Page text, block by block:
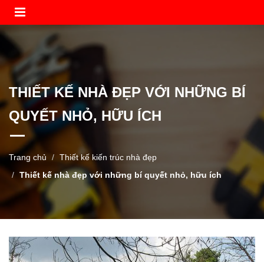
THIẾT KẾ NHÀ ĐẸP VỚI NHỮNG BÍ
QUYẾT NHỎ, HỮU ÍCH
Trang chủ
Thiết kế kiến trúc nhà đẹp
Thiết kế nhà đẹp với những bí quyết nhỏ, hữu ích